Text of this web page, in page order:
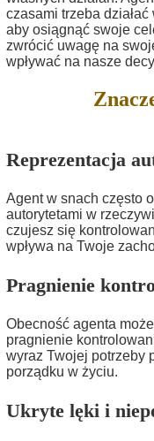
czasami trzeba
aby osiągnąć swoje
zwrócić uwagę na
wpływać na nasze
Reprezentacja
Agent w snach często
autorytetami w
czujesz się
wpływa na Twoje
Pragnienie
Obecność agenta
pragnienie
wyraz Twojej potrzeby
porządku w życiu.
Ukryte lęki i